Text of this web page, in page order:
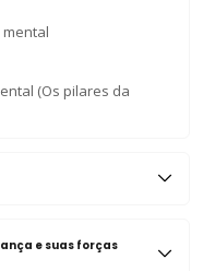
(Os pilares da
e suas forças